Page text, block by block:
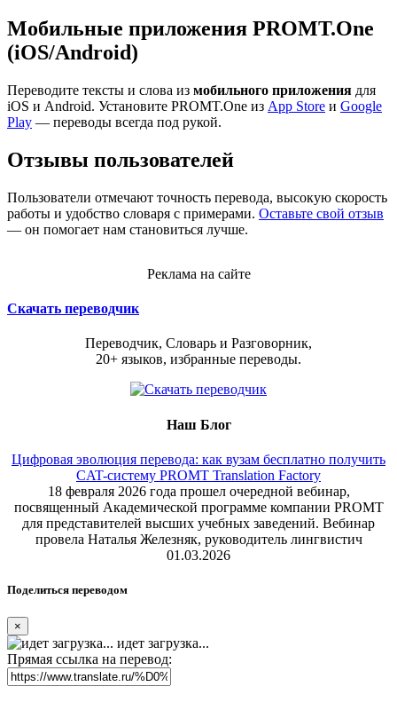
Мобильные приложения PROMT.One
(iOS/Android)
Переводите тексты и слова из мобильного приложения для
iOS и Android. Установите PROMT.One из App Store и Google
Play — переводы всегда под рукой.
Отзывы пользователей
Пользователи отмечают точность перевода, высокую скорость
работы и удобство словаря с примерами. Оставьте свой отзыв
— он помогает нам становиться лучше.
Реклама на сайте
Скачать переводчик
Переводчик, Словарь и Разговорник,
20+ языков, избранные переводы.
Наш Блог
Цифровая эволюция перевода: как вузам бесплатно получить
CAT-систему PROMT Translation Factory
18 февраля 2026 года прошел очередной вебинар,
посвященный Академической программе компании PROMT
для представителей высших учебных заведений. Вебинар
провела Наталья Железняк, руководитель лингвистич
01.03.2026
Поделиться переводом
×
идет загрузка...
Прямая ссылка на перевод: